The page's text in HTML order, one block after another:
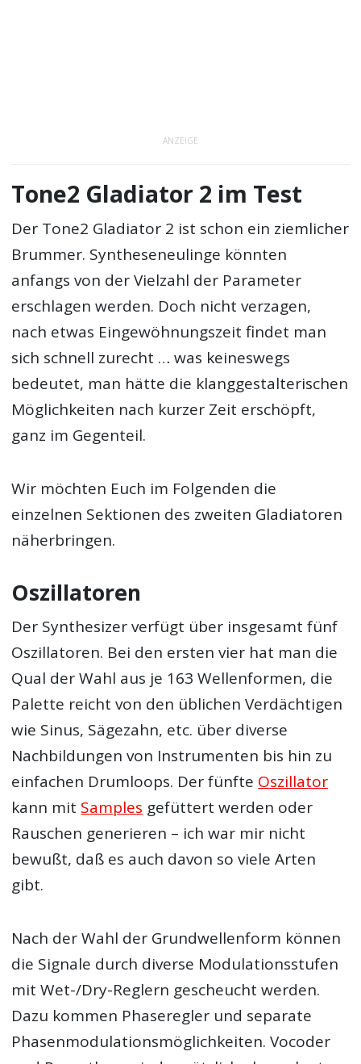
ANZEIGE
Tone2 Gladiator 2 im Test
Der Tone2 Gladiator 2 ist schon ein ziemlicher
Brummer. Syntheseneulinge könnten
anfangs von der Vielzahl der Parameter
erschlagen werden. Doch nicht verzagen,
nach etwas Eingewöhnungszeit findet man
sich schnell zurecht … was keineswegs
bedeutet, man hätte die klanggestalterischen
Möglichkeiten nach kurzer Zeit erschöpft,
ganz im Gegenteil.
Wir möchten Euch im Folgenden die
einzelnen Sektionen des zweiten Gladiatoren
näherbringen.
Oszillatoren
Der Synthesizer verfügt über insgesamt fünf
Oszillatoren. Bei den ersten vier hat man die
Qual der Wahl aus je 163 Wellenformen, die
Palette reicht von den üblichen Verdächtigen
wie Sinus, Sägezahn, etc. über diverse
Nachbildungen von Instrumenten bis hin zu
einfachen Drumloops. Der fünfte Oszillator
kann mit Samples gefüttert werden oder
Rauschen generieren – ich war mir nicht
bewußt, daß es auch davon so viele Arten
gibt.
Nach der Wahl der Grundwellenform können
die Signale durch diverse Modulationsstufen
mit Wet-/Dry-Reglern gescheucht werden.
Dazu kommen Phaseregler und separate
Phasenmodulationsmöglichkeiten. Vocoder